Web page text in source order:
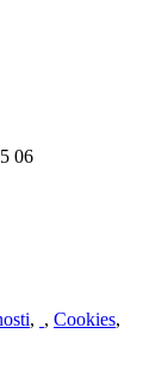
06
, , Cookies,